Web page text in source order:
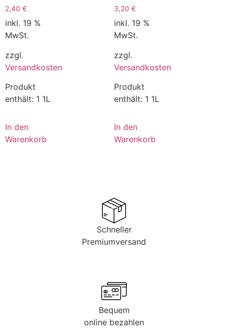
2,40 €
inkl. 19 %
MwSt.
zzgl.
Versandkosten
Produkt
enthält: 1 1L
In den
Warenkorb
3,20 €
inkl. 19 %
MwSt.
zzgl.
Versandkosten
Produkt
enthält: 1 1L
In den
Warenkorb
Schneller
Premiumversand
Bequem
online bezahlen